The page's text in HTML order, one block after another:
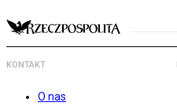
KONTAKT
O nas